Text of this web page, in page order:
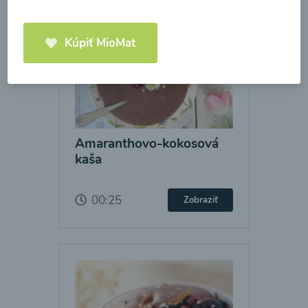
Amaranthovo-kokosová
kaša
00:25 Zobraziť
Kúpiť MioMat